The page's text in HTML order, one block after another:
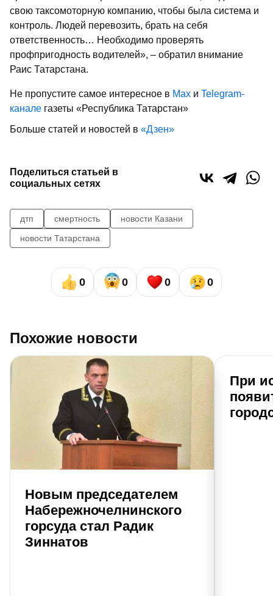
свою таксомоторную компанию, чтобы была система и
контроль. Людей перевозить, брать на себя
ответственность… Необходимо проверять
профпригодность водителей», – обратил внимание
Раис Татарстана.
Не пропустите самое интересное в Max и Telegram-
канале газеты «Республика Татарстан»
Больше статей и новостей в «Дзен»
Поделиться статьей в
социальных сетях
дтп смертность
новости Казани
новости Татарстана
0 0 0 0
Похожие новости
Новым председателем
Набережночелнинского
горсуда стал Радик
Зиннатов
При